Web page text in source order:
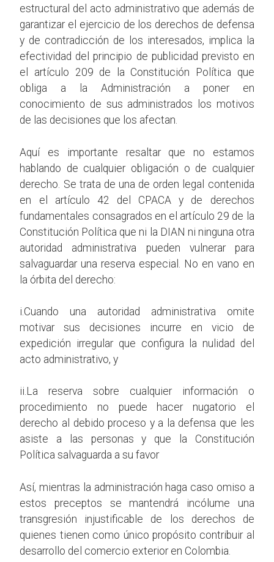
estructural del acto administrativo que además de
garantizar el ejercicio de los derechos de defensa
y de contradicción de los interesados, implica la
efectividad del principio de publicidad previsto en
el artículo 209 de la Constitución Política que
obliga a la Administración a poner en
conocimiento de sus administrados los motivos
de las decisiones que los afectan.
Aquí es importante resaltar que no estamos
hablando de cualquier obligación o de cualquier
derecho. Se trata de una de orden legal contenida
en el artículo 42 del CPACA y de derechos
fundamentales consagrados en el artículo 29 de la
Constitución Política que ni la DIAN ni ninguna otra
autoridad administrativa pueden vulnerar para
salvaguardar una reserva especial. No en vano en
la órbita del derecho:
i.Cuando una autoridad administrativa omite
motivar sus decisiones incurre en vicio de
expedición irregular que configura la nulidad del
acto administrativo, y
ii.La reserva sobre cualquier información o
procedimiento no puede hacer nugatorio el
derecho al debido proceso y a la defensa que les
asiste a las personas y que la Constitución
Política salvaguarda a su favor
Así, mientras la administración haga caso omiso a
estos preceptos se mantendrá incólume una
transgresión injustificable de los derechos de
quienes tienen como único propósito contribuir al
desarrollo del comercio exterior en Colombia.